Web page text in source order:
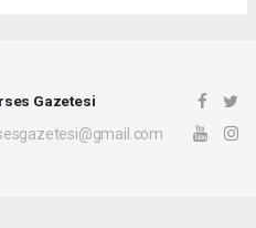
Gazetesi